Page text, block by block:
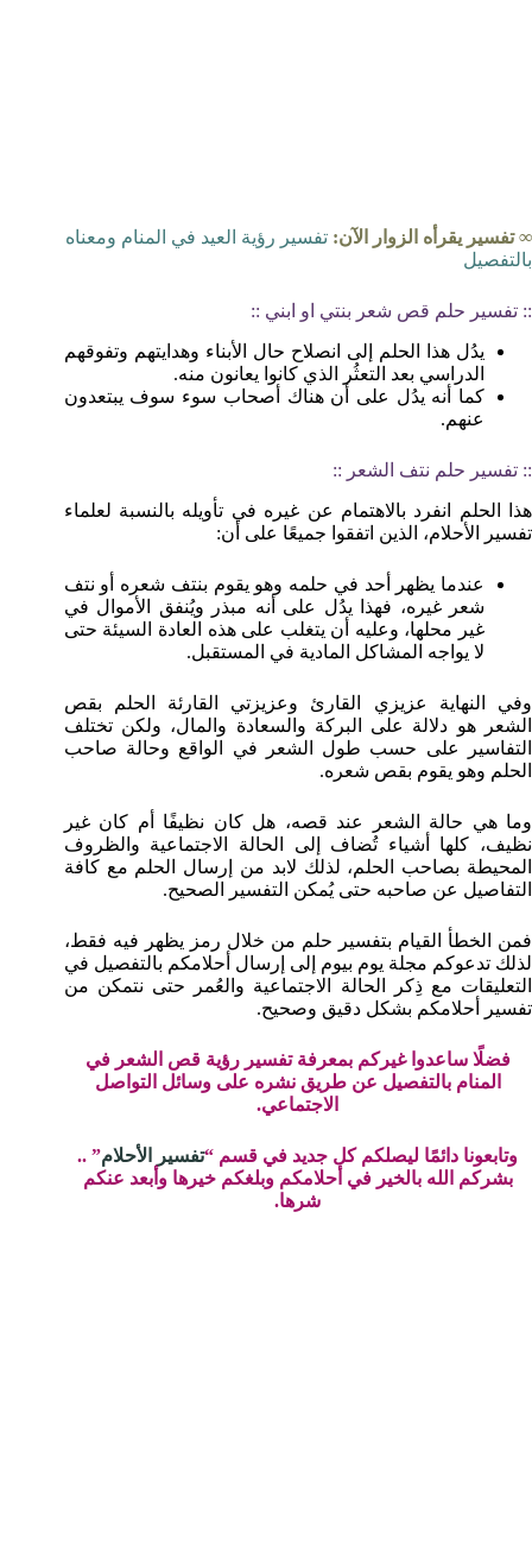
∞ تفسير يقرأه الزوار الآن: تفسير رؤية العيد في المنام ومعناه
بالتفصيل
:: تفسير حلم قص شعر بنتي او ابني ::
يدُل هذا الحلم إلى انصلاح حال الأبناء وهدايتهم وتفوقهم
الدراسي بعد التعثُر الذي كانوا يعانون منه.
كما أنه يدُل على أن هناك أصحاب سوء سوف يبتعدون
عنهم.
:: تفسير حلم نتف الشعر ::
هذا الحلم انفرد بالاهتمام عن غيره في تأويله بالنسبة لعلماء
تفسير الأحلام، الذين اتفقوا جميعًا على أن:
عندما يظهر أحد في حلمه وهو يقوم بنتف شعره أو نتف
شعر غيره، فهذا يدُل على أنه مبذر ويُنفق الأموال في
غير محلها، وعليه أن يتغلب على هذه العادة السيئة حتى
لا يواجه المشاكل المادية في المستقبل.
وفي النهاية عزيزي القارئ وعزيزتي القارئة الحلم بقص
الشعر هو دلالة على البركة والسعادة والمال، ولكن تختلف
التفاسير على حسب طول الشعر في الواقع وحالة صاحب
الحلم وهو يقوم بقص شعره.
وما هي حالة الشعر عند قصه، هل كان نظيفًا أم كان غير
نظيف، كلها أشياء تُضاف إلى الحالة الاجتماعية والظروف
المحيطة بصاحب الحلم، لذلك لابد من إرسال الحلم مع كافة
التفاصيل عن صاحبه حتى يُمكن التفسير الصحيح.
فمن الخطأ القيام بتفسير حلم من خلال رمز يظهر فيه فقط،
لذلك تدعوكم مجلة يوم بيوم إلى إرسال أحلامكم بالتفصيل في
التعليقات مع ذِكر الحالة الاجتماعية والعُمر حتى نتمكن من
تفسير أحلامكم بشكل دقيق وصحيح.
فضلًا ساعدوا غيركم بمعرفة تفسير رؤية قص الشعر في
المنام بالتفصيل عن طريق نشره على وسائل التواصل
الاجتماعي.
وتابعونا دائمًا ليصلكم كل جديد في قسم “تفسير الأحلام” ..
بشركم الله بالخير في أحلامكم وبلغكم خيرها وأبعد عنكم
شرها.